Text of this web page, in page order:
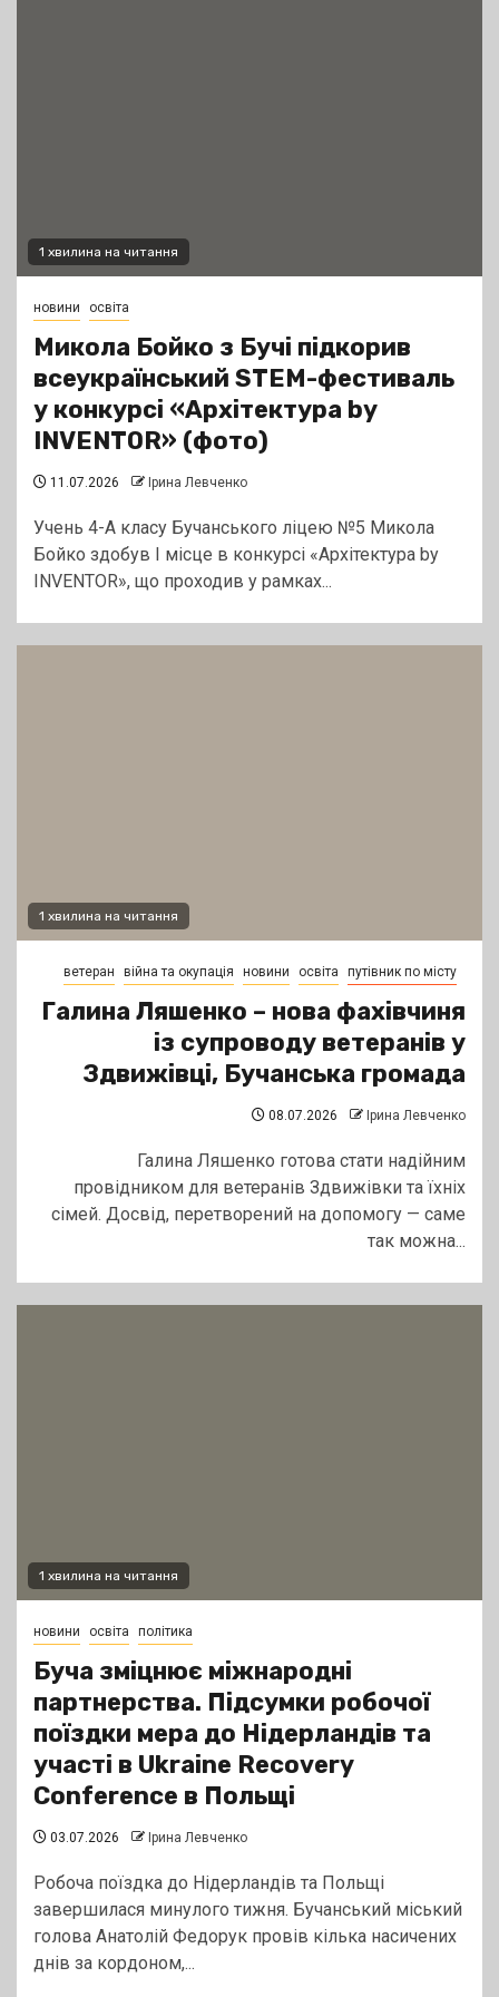
1 хвилина на читання
новини освіта
Микола Бойко з Бучі підкорив
всеукраїнський STEM-фестиваль
у конкурсі «Архітектура by
INVENTOR» (фото)
11.07.2026 Ірина Левченко
Учень 4-А класу Бучанського ліцею №5 Микола
Бойко здобув І місце в конкурсі «Архітектура by
INVENTOR», що проходив у рамках...
1 хвилина на читання
ветеран війна та окупація новини освіта путівник по місту
Галина Ляшенко – нова фахівчиня
із супроводу ветеранів у
Здвижівці, Бучанська громада
08.07.2026 Ірина Левченко
Галина Ляшенко готова стати надійним
провідником для ветеранів Здвижівки та їхніх
сімей. Досвід, перетворений на допомогу — саме
так можна...
1 хвилина на читання
новини освіта політика
Буча зміцнює міжнародні
партнерства. Підсумки робочої
поїздки мера до Нідерландів та
участі в Ukraine Recovery
Conference в Польщі
03.07.2026 Ірина Левченко
Робоча поїздка до Нідерландів та Польщі
завершилася минулого тижня. Бучанський міський
голова Анатолій Федорук провів кілька насичених
днів за кордоном,...